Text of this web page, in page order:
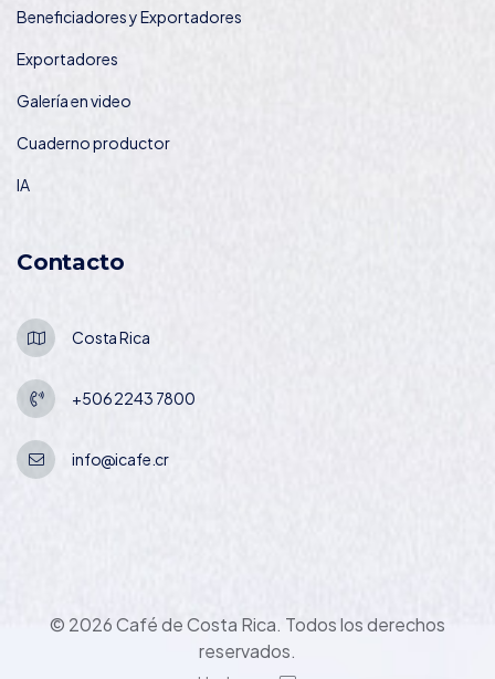
Beneficiadores y Exportadores
Exportadores
Galería en video
Cuaderno productor
IA
Contacto
Costa Rica
+506 2243 7800
info@icafe.cr
© 2026 Café de Costa Rica. Todos los derechos
reservados.